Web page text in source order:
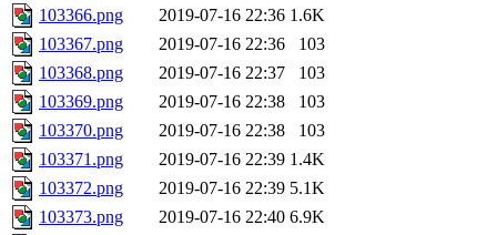
103366.png
2019-07-16 22:36 1.6K
103367.png
2019-07-16 22:36
103
103368.png
2019-07-16 22:37
103
103369.png
2019-07-16 22:38
103
103370.png
2019-07-16 22:38
103
103371.png
2019-07-16 22:39 1.4K
103372.png
2019-07-16 22:39 5.1K
103373.png
2019-07-16 22:40 6.9K